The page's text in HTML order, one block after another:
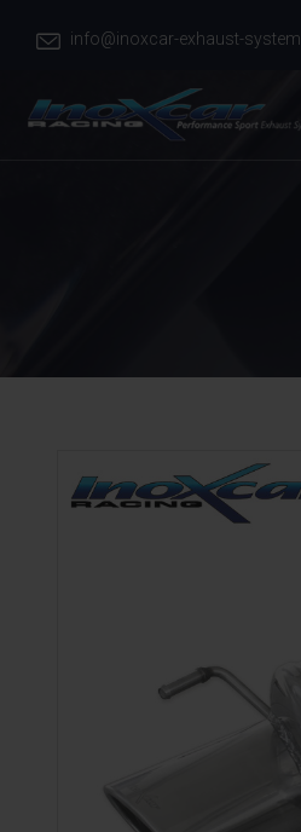
info@inoxcar-exhaust-